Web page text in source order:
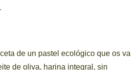
de un pastel ecológico que os va
de oliva, harina integral, sin